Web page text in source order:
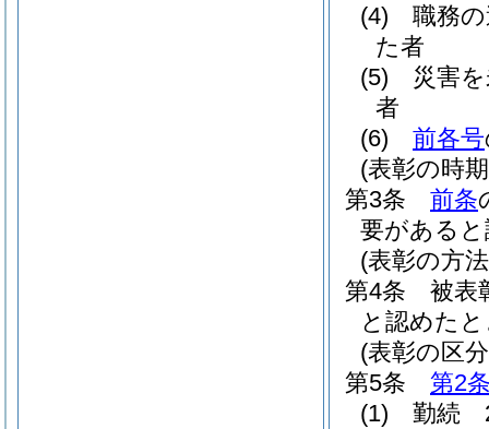
(4)
職務
た者
(5)
災害
者
(6)
前各号
(表彰の時
第3条
前条
要がある
(表彰の方
第4条
被表
と認めた
(表彰の区
第5条
第2
(1)
勤続